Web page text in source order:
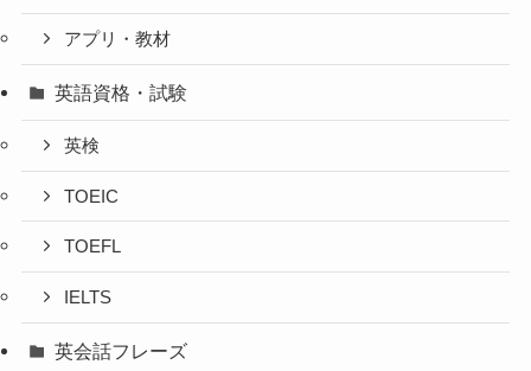
アプリ・教材
英語資格・試験
英検
TOEIC
TOEFL
IELTS
英会話フレーズ